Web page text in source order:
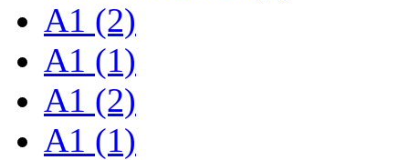
A1 (2)
A1 (1)
A1 (2)
A1 (1)